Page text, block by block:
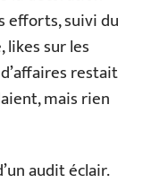
efforts, suivi du
likes sur les
restait
mais rien
audit éclair.